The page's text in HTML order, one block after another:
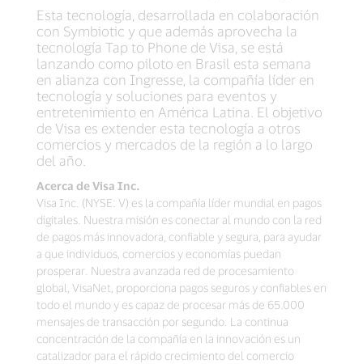
Esta tecnología, desarrollada en colaboración
con Symbiotic y que además aprovecha la
tecnología Tap to Phone de Visa, se está
lanzando como piloto en Brasil esta semana
en alianza con Ingresse, la compañía líder en
tecnología y soluciones para eventos y
entretenimiento en América Latina. El objetivo
de Visa es extender esta tecnología a otros
comercios y mercados de la región a lo largo
del año.
Acerca de Visa Inc.
Visa Inc. (NYSE: V) es la compañía líder mundial en pagos
digitales. Nuestra misión es conectar al mundo con la red
de pagos más innovadora, confiable y segura, para ayudar
a que individuos, comercios y economías puedan
prosperar. Nuestra avanzada red de procesamiento
global, VisaNet, proporciona pagos seguros y confiables en
todo el mundo y es capaz de procesar más de 65.000
mensajes de transacción por segundo. La continua
concentración de la compañía en la innovación es un
catalizador para el rápido crecimiento del comercio